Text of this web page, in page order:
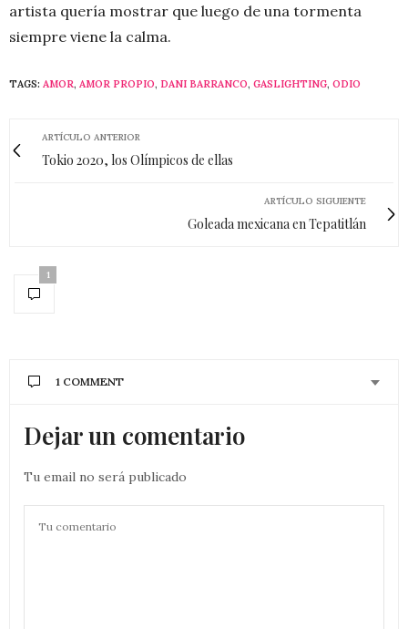
artista quería mostrar que luego de una tormenta
siempre viene la calma.
TAGS: AMOR, AMOR PROPIO, DANI BARRANCO, GASLIGHTING, ODIO
ARTÍCULO ANTERIOR
Tokio 2020, los Olímpicos de ellas
ARTÍCULO SIGUIENTE
Goleada mexicana en Tepatitlán
1
1 COMMENT
Dejar un comentario
Tu email no será publicado